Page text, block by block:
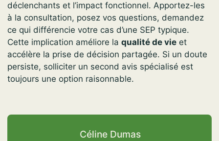
déclenchants et l’impact fonctionnel. Apportez-les
à la consultation, posez vos questions, demandez
ce qui différencie votre cas d’une SEP typique.
Cette implication améliore la qualité de vie et
accélère la prise de décision partagée. Si un doute
persiste, solliciter un second avis spécialisé est
toujours une option raisonnable.
Céline Dumas